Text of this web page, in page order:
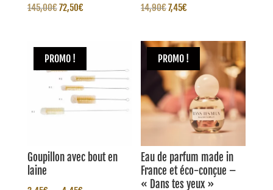
145,00€Le
était :
145,00€.
72,50€Le
72,50€.
14,90€Le
initial
était :
14,90€.
7,45€
actuel
est :
7,45€.
PROMO !
Goupillon avec bout en
laine
PROMO !
Eau de parfum made in
France et éco-conçue –
« Dans tes yeux »